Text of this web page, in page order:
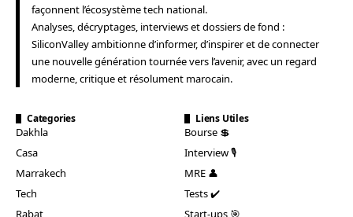
façonnent l’écosystème tech national.
Analyses, décryptages, interviews et dossiers de fond :
SiliconValley ambitionne d’informer, d’inspirer et de connecter
une nouvelle génération tournée vers l’avenir, avec un regard
moderne, critique et résolument marocain.
Categories
Dakhla
Casa
Marrakech
Tech
Rabat
Liens Utiles
Bourse 💲
Interview 🎙️
MRE 👤
Tests ✔️
Start-ups 🎯